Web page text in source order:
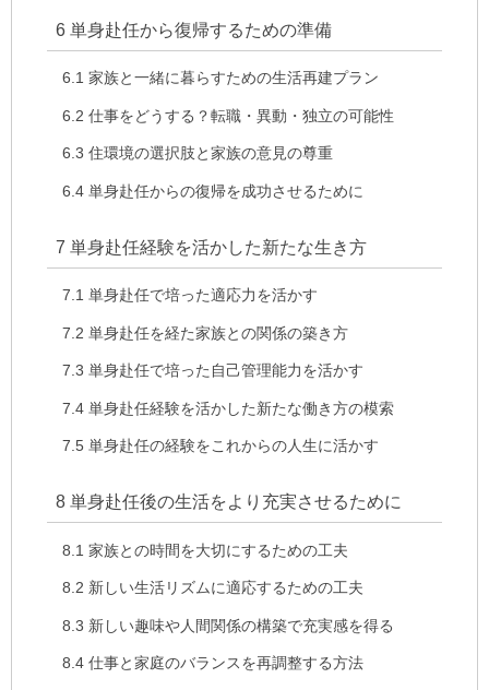
6 単身赴任から復帰するための準備
6.1 家族と一緒に暮らすための生活再建プラン
6.2 仕事をどうする？転職・異動・独立の可能性
6.3 住環境の選択肢と家族の意見の尊重
6.4 単身赴任からの復帰を成功させるために
7 単身赴任経験を活かした新たな生き方
7.1 単身赴任で培った適応力を活かす
7.2 単身赴任を経た家族との関係の築き方
7.3 単身赴任で培った自己管理能力を活かす
7.4 単身赴任経験を活かした新たな働き方の模索
7.5 単身赴任の経験をこれからの人生に活かす
8 単身赴任後の生活をより充実させるために
8.1 家族との時間を大切にするための工夫
8.2 新しい生活リズムに適応するための工夫
8.3 新しい趣味や人間関係の構築で充実感を得る
8.4 仕事と家庭のバランスを再調整する方法